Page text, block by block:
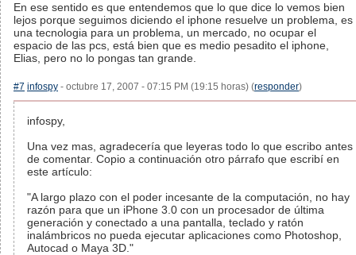
En ese sentido es que entendemos que lo que dice lo vemos bien
lejos porque seguimos diciendo el iphone resuelve un problema, es
una tecnologia para un problema, un mercado, no ocupar el
espacio de las pcs, está bien que es medio pesadito el iphone,
Elias, pero no lo pongas tan grande.
#7 infospy - octubre 17, 2007 - 07:15 PM (19:15 horas) (responder)
infospy,
Una vez mas, agradecería que leyeras todo lo que escribo antes
de comentar. Copio a continuación otro párrafo que escribí en
este artículo:
"A largo plazo con el poder incesante de la computación, no hay
razón para que un iPhone 3.0 con un procesador de última
generación y conectado a una pantalla, teclado y ratón
inalámbricos no pueda ejecutar aplicaciones como Photoshop,
Autocad o Maya 3D."